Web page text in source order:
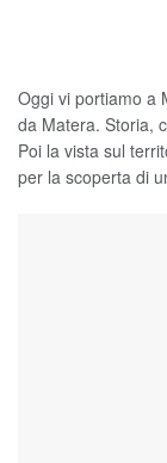
Oggi vi portiamo a
da Matera. Storia,
Poi la vista sul
per la scoperta di